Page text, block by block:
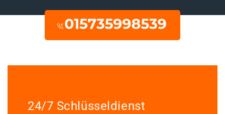
24/7 Schlüsseldienst